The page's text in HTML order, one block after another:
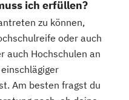
ich erfüllen?
zu können,
oder auch
auch Hochschulen an
Am besten fragst du